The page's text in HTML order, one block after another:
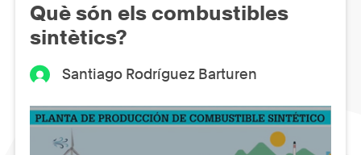
Què són els combustibles
sintètics?
Santiago Rodríguez Barturen